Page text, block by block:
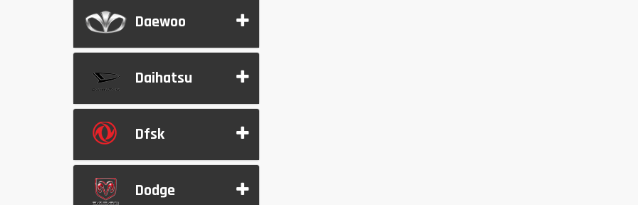
Daewoo
Daihatsu
Dfsk
Dodge